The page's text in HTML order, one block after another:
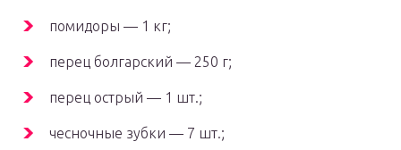
помидоры — 1 кг;
перец болгарский — 250 г;
перец острый — 1 шт.;
чесночные зубки — 7 шт.;